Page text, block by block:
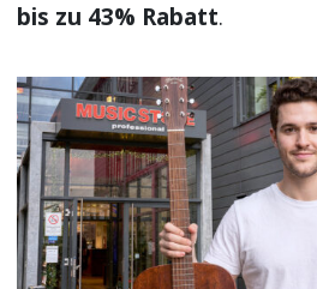
bis zu 43% Rabatt.